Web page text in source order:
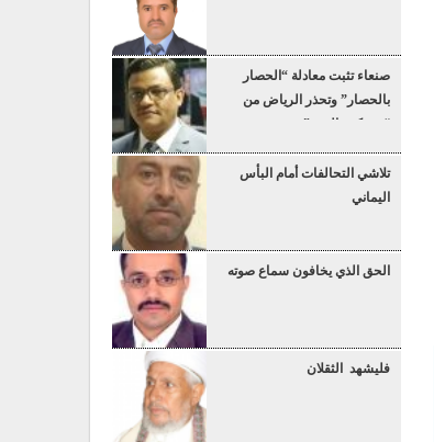
صنعاء تثبت معادلة “الحصار
بالحصار” وتحذر الرياض من
“عسكرة البحر”
تلاشي التحالفات أمام البأس
اليماني
الحق الذي يخافون سماع صوته
فليشهد الثقلان